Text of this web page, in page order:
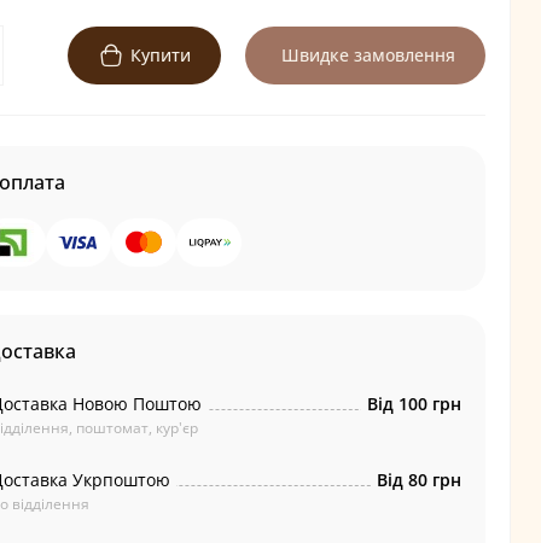
Купити Швидке замовлення
Новою Поштою
поштомат, кур'єр
Від 100 грн
Укрпоштою
відділення
Від 80 грн